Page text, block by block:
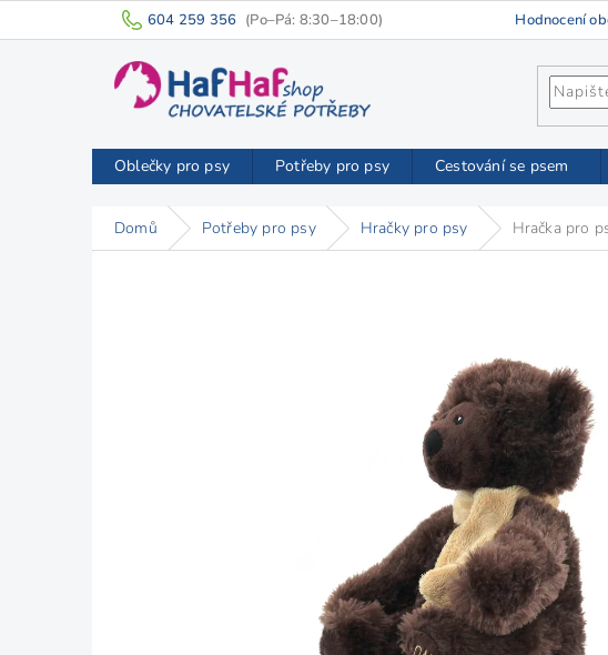
na
604 259 356 Hodnocení
Oblečky pro psy Potřeby pro psy Cestování se psem
Domů Potřeby pro psy Hračky pro psy Hračka pro